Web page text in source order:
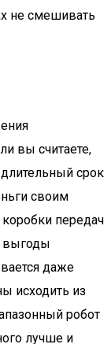
не смешивать
вы считаете,
срок
своим
передач
выгоды
даже
исходить из
робот
лучше и